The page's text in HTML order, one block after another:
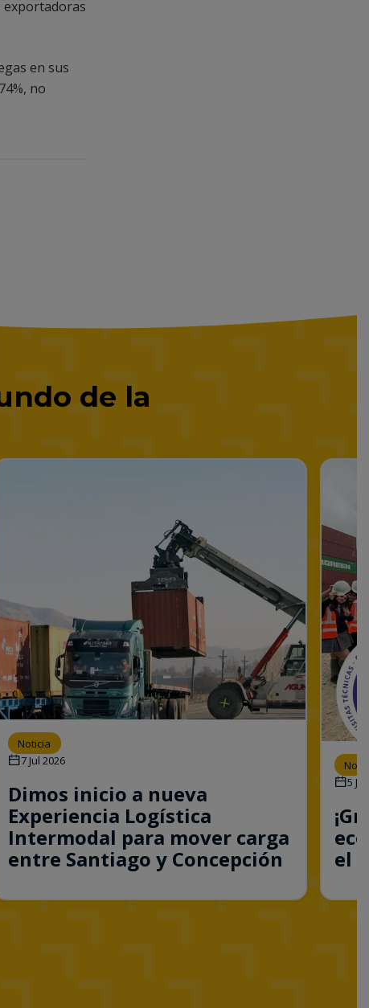
exportadoras
en sus
no
de la
Noticia
7 Jul 2026
Dimos inicio a nueva
Experiencia Logística
Intermodal para mover carga
entre Santiago y Concepción
5
el